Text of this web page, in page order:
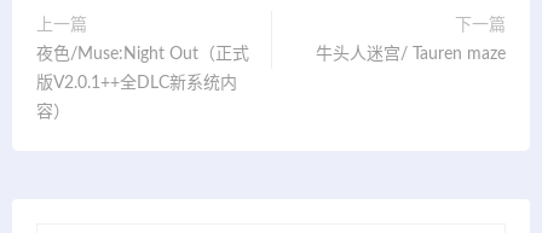
上一篇
夜色/Muse:Night Out（正式
版V2.0.1++全DLC新系统内
容）
下一篇
牛头人迷宫/ Tauren maze